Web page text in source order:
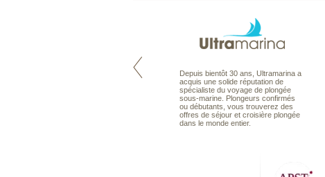
Pacifique à la carte est le spécialiste
Depuis bientôt 30 ans, Ultramarina a
acquis une solide réputation de
spécialiste du voyage de plongée
sous-marine. Plongeurs confirmés
ou débutants, vous trouverez des
offres de séjour et croisière plongée
dans le monde entier.